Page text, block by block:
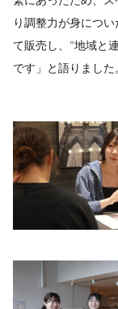
り調整力が身につ
て販売し、”地域と
です」と語りました。